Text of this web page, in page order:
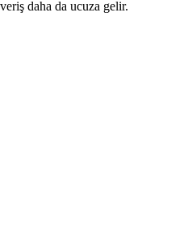
daha da ucuza gelir.